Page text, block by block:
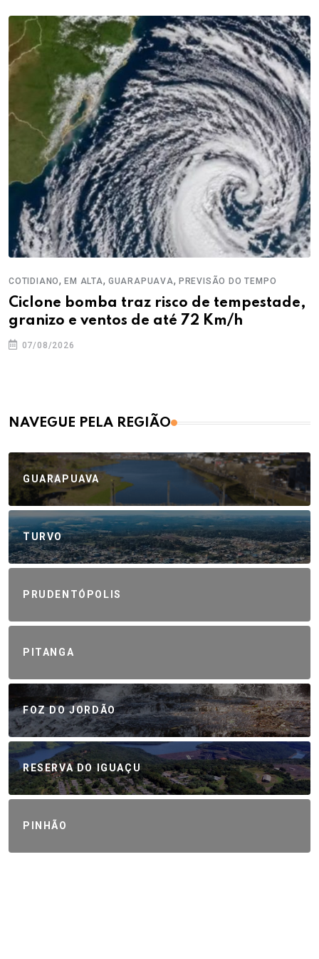
COTIDIANO,EM ALTA, GUARAPUAVA, PREVISÃO DO TEMPO
Ciclone bomba traz risco de tempestade,
granizo e ventos de até 72 Km/h
07/08/2026
NAVEGUE PELA REGIÃO
GUARAPUAVA
TURVO
PRUDENTÓPOLIS
PITANGA
FOZ DO JORDÃO
RESERVA DO IGUAÇU
PINHÃO